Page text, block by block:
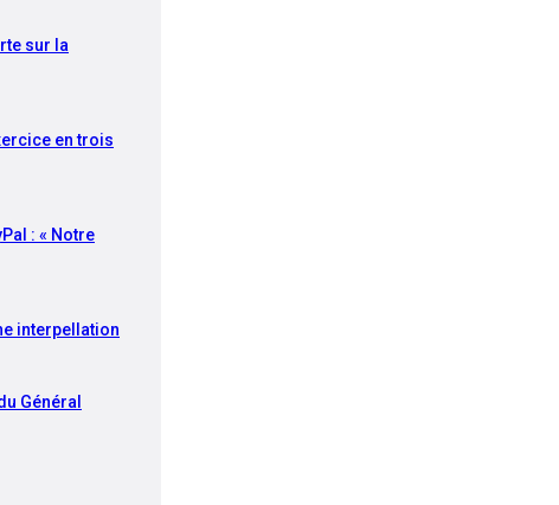
sur la
en trois
: « Notre
interpellation
Général